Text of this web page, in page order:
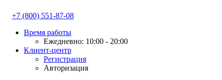
+7 (800) 551-87-08
Время работы
Ежедневно: 10:00 - 20:00
Клиент-центр
Регистрация
Авторизация